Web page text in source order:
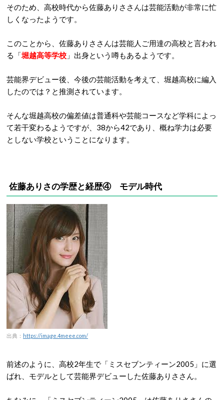
そのため、高校時代から佐藤ありささんは芸能活動が非常に忙
しくなったようです。
このことから、佐藤ありささんは芸能人ご用達の高校と言われ
る「堀越高等学校 」出身という噂もあるようです。
芸能界デビュー後、今後の芸能活動を考えて、堀越高校に編入
したのでは？と推測されています。
そんな堀越高校の偏差値は普通科や芸能コースなど学科によっ
て若干変わるようですが、38から42であり、概ね学力は必要
としない学校ということになります。
佐藤ありさの学歴と経歴④ モデル時代
出典： https://image.4meee.com/
前述のように、高校2年生で「ミスセブンティーン2005」に選
ばれ、モデルとして芸能界デビューした佐藤ありささん。